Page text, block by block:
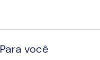
Para você